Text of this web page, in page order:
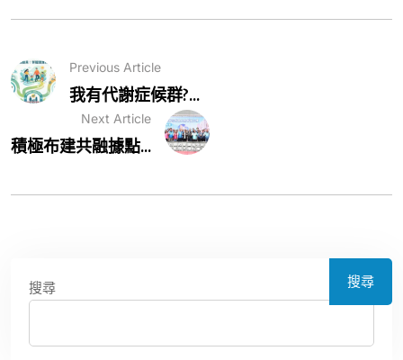
Previous Article
我有代謝症候群?...
Next Article
積極布建共融據點...
搜尋 搜尋